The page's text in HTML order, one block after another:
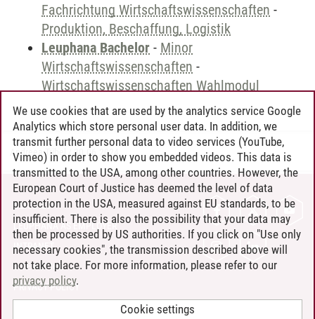
Fachrichtung Wirtschaftswissenschaften -
Produktion, Beschaffung, Logistik
Leuphana Bachelor - Minor
Wirtschaftswissenschaften -
Wirtschaftswissenschaften Wahlmodul
Andreea Tribel 30.06.2024
CONTACT
LEUPHANA AS EMPLOYER
INTRANET
SITE NOTICE
PRIVACY POLICY
We use cookies that are used by the analytics service Google
Analytics which store personal user data. In addition, we
transmit further personal data to video services (YouTube,
Vimeo) in order to show you embedded videos. This data is
transmitted to the USA, among other countries. However, the
European Court of Justice has deemed the level of data
protection in the USA, measured against EU standards, to be
insufficient. There is also the possibility that your data may
then be processed by US authorities. If you click on "Use only
necessary cookies", the transmission described above will
not take place. For more information, please refer to our
privacy policy.
Cookie settings